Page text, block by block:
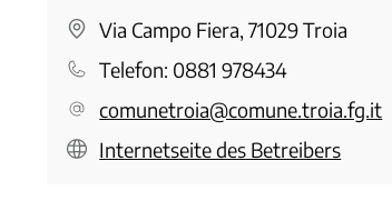
Via Campo Fiera, 71029 Troia
Telefon: 0881 978434
comunetroia@comune.troia.fg.it
Internetseite des Betreibers